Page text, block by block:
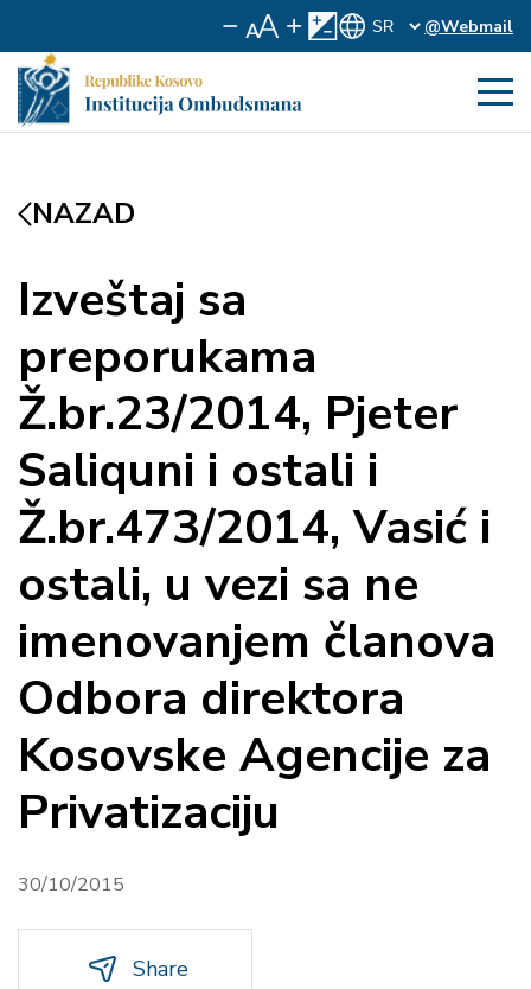
@Webmail
NAZAD
Izveštaj sa
preporukama
Ž.br.23/2014, Pjeter
Saliquni i ostali i
Ž.br.473/2014, Vasić i
ostali, u vezi sa ne
imenovanjem članova
Odbora direktora
Kosovske Agencije za
Privatizaciju
30/10/2015
Share